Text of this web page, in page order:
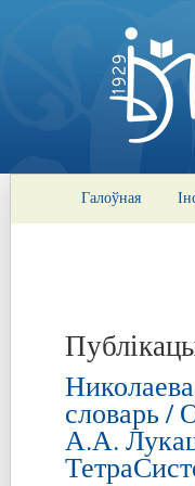
Галоўная
словарь /
А.А.